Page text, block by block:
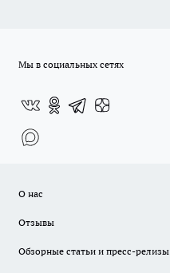
Мы в социальных сетях
О нас
Отзывы
Обзорные статьи и пресс-релизы